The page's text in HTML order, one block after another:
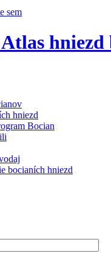
sem
hniezd
Bocian
bocianích hniezd